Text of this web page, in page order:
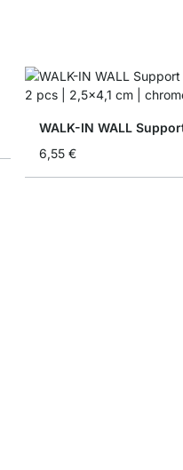
6,55 €